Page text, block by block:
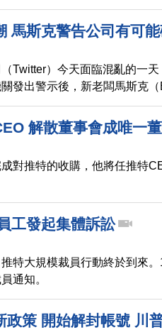
作夥伴及客戶會面，台積電
曾到家中拜訪。
馬斯克警告公司有可
Twitter）今天面臨混亂的一
發出警示後，新老闆馬斯克（
。
解散董事會成唯一
對推特的收購，他將任推特
工發起集體訴訟
特大規模裁員行動終於到來
通知。
政策 開始解封帳號 川